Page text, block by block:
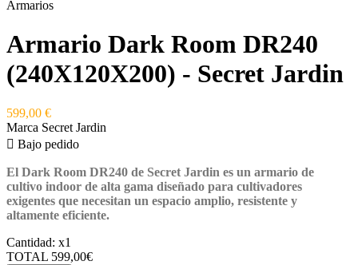
Armario Dark Room DR240
(240X120X200) - Secret Jardin
599,00 €
Marca Secret Jardin
 Bajo pedido
El Dark Room DR240 de Secret Jardin es un armario de
cultivo indoor de alta gama diseñado para cultivadores
exigentes que necesitan un espacio amplio, resistente y
altamente eficiente.
Cantidad: x1
TOTAL 599,00€